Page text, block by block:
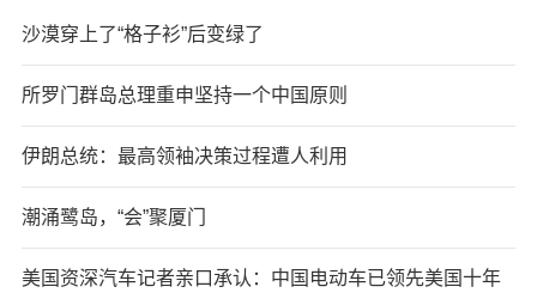
沙漠穿上了“格子衫”后变绿了
所罗门群岛总理重申坚持一个中国原则
伊朗总统：最高领袖决策过程遭人利用
潮涌鹭岛，“会”聚厦门
美国资深汽车记者亲口承认：中国电动车已领先美国十年